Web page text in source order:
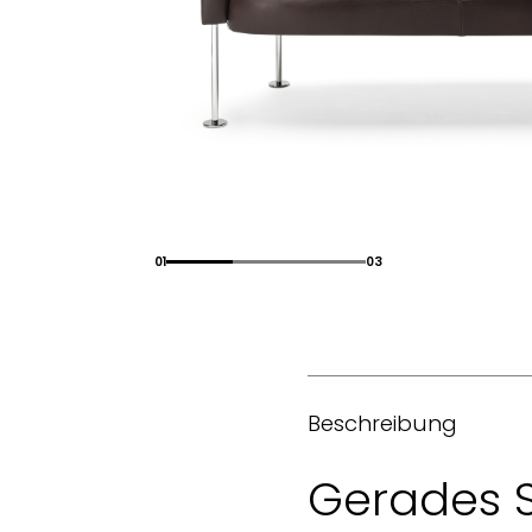
01 03
Beschreibung
Gerades